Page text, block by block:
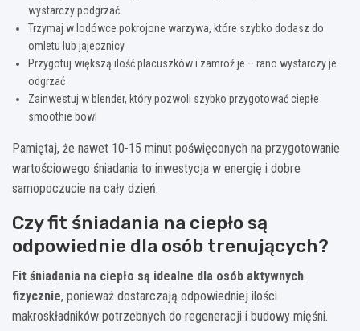
wystarczy podgrzać
Trzymaj w lodówce pokrojone warzywa, które szybko dodasz do
omletu lub jajecznicy
Przygotuj większą ilość placuszków i zamroź je – rano wystarczy je
odgrzać
Zainwestuj w blender, który pozwoli szybko przygotować ciepłe
smoothie bowl
Pamiętaj, że nawet 10-15 minut poświęconych na przygotowanie
wartościowego śniadania to inwestycja w energię i dobre
samopoczucie na cały dzień.
Czy fit śniadania na ciepło są
odpowiednie dla osób trenujących?
Fit śniadania na ciepło są idealne dla osób aktywnych
fizycznie, ponieważ dostarczają odpowiedniej ilości
makroskładników potrzebnych do regeneracji i budowy mięśni.